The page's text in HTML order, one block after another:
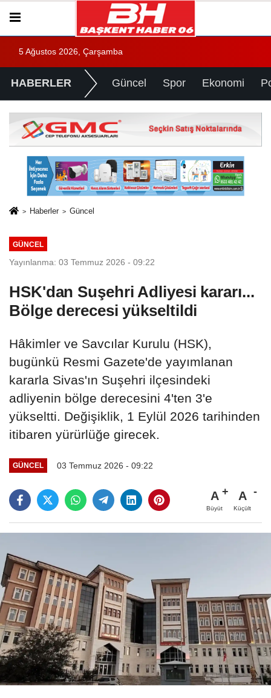
5 Ağustos 2026, Çarşamba
HABERLER Güncel Spor Ekonomi
Haberler Güncel
GÜNCEL
Yayınlanma: 03 Temmuz 2026 - 09:22
HSK'dan Suşehri Adliyesi kararı...
Bölge derecesi yükseltildi
Hâkimler ve Savcılar Kurulu (HSK),
bugünkü Resmi Gazete'de yayımlanan
kararla Sivas'ın Suşehri ilçesindeki
adliyenin bölge derecesini 4'ten 3'e
yükseltti. Değişiklik, 1 Eylül 2026 tarihinden
itibaren yürürlüğe girecek.
GÜNCEL 03 Temmuz 2026 - 09:22
A
Büyüt
A
Küçült